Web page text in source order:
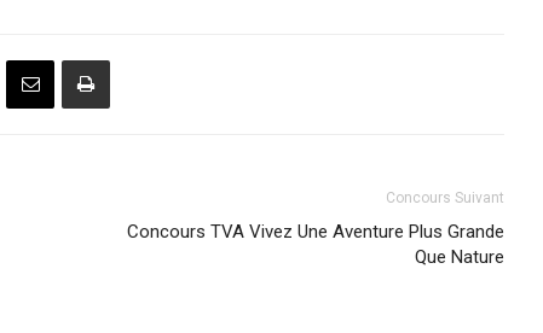
Concours Suivant
Concours TVA Vivez Une Aventure Plus Grande
Que Nature